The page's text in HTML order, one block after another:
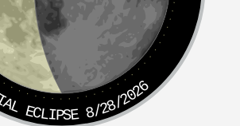
ECLIPSE 8/28/2026